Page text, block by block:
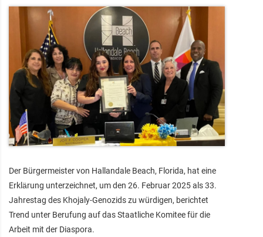
Der Bürgermeister von Hallandale Beach, Florida, hat eine
Erklärung unterzeichnet, um den 26. Februar 2025 als 33.
Jahrestag des Khojaly-Genozids zu würdigen, berichtet
Trend unter Berufung auf das Staatliche Komitee für die
Arbeit mit der Diaspora.